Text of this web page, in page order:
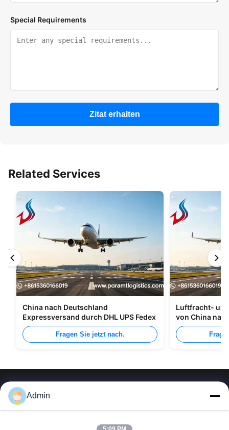
Special Requirements
Zitat erhalten
Related Services
China nach Deutschland
Expressversand durch DHL UPS Fedex
Fragen Sie jetzt nach.
Luftfracht-
von China
Admin